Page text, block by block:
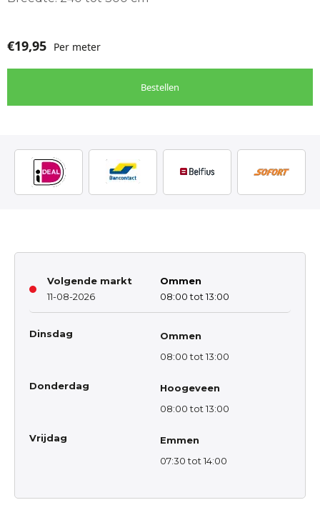
€19,95 Per meter
Bestellen
Volgende markt
11-08-2026
Ommen
08:00 tot 13:00
Dinsdag
Ommen
08:00 tot 13:00
Donderdag
Hoogeveen
08:00 tot 13:00
Vrijdag
Emmen
07:30 tot 14:00